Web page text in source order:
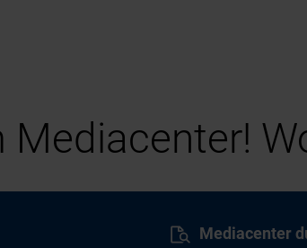
Mediacenter